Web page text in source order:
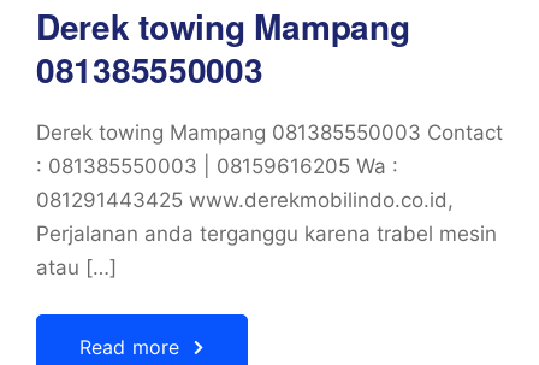
Derek towing Mampang
081385550003
Derek towing Mampang 081385550003 Contact
: 081385550003 | 08159616205 Wa :
081291443425 www.derekmobilindo.co.id,
Perjalanan anda terganggu karena trabel mesin
atau […]
Read more